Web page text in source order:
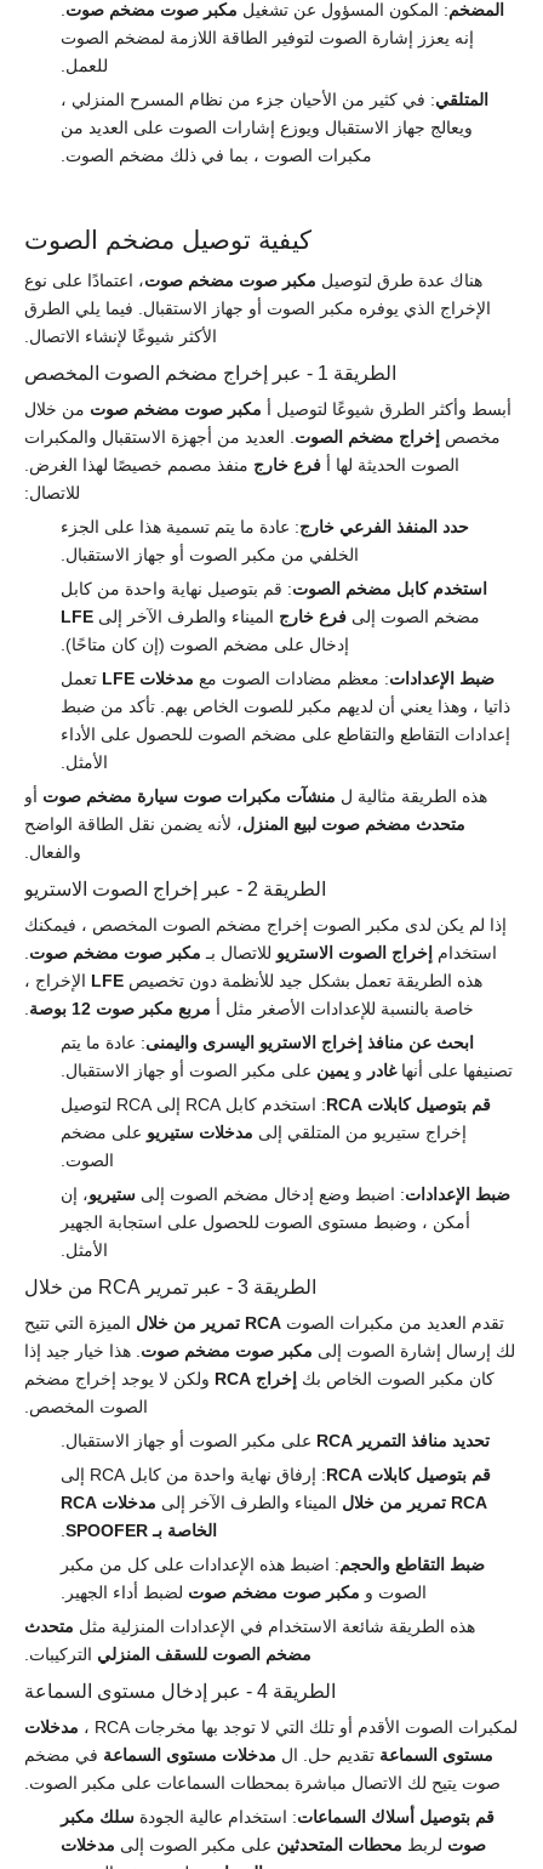
المضخم: المكون المسؤول عن تشغيل مكبر صوت مضخم صوت
إنه يعزز إشارة الصوت لتوفير الطاقة اللازمة لمضخم الصوت
للعمل.
المتلقي: في كثير من الأحيان جزء من نظام المسرح المنزلي ،
ويعالج جهاز الاستقبال ويوزع إشارات الصوت على العديد من
مكبرات الصوت ، بما في ذلك مضخم الصوت.
كيفية توصيل مضخم الصوت
هناك عدة طرق لتوصيل مكبر صوت مضخم صوت، اعتمادًا على نوع
الإخراج الذي يوفره مكبر الصوت أو جهاز الاستقبال. فيما يلي الطرق
الأكثر شيوعًا لإنشاء الاتصال.
الطريقة 1 - عبر إخراج مضخم الصوت المخصص
أبسط وأكثر الطرق شيوعًا لتوصيل أ مكبر صوت مضخم صوت من خلال
مخصص إخراج مضخم الصوت . العديد من أجهزة الاستقبال والمكبرات
الصوت الحديثة لها أ فرع خارج منفذ مصمم خصيصًا لهذا الغرض.
للاتصال:
حدد المنفذ الفرعي خارج: عادة ما يتم تسمية هذا على الجزء
الخلفي من مكبر الصوت أو جهاز الاستقبال.
استخدم كابل مضخم الصوت: قم بتوصيل نهاية واحدة من كابل
مضخم الصوت إلى فرع خارج الميناء والطرف الآخر إلى LFE
إدخال على مضخم الصوت (إن كان متاحًا).
ضبط الإعدادات: معظم مضادات الصوت مع مدخلات LFE
تعمل
ذاتيا ، وهذا يعني أن لديهم مكبر للصوت الخاص بهم. تأكد من ضبط
إعدادات التقاطع والتقاطع على مضخم الصوت للحصول على الأداء
الأمثل.
هذه الطريقة مثالية ل منشآت مكبرات صوت سيارة مضخم صوت أو
متحدث مضخم صوت لبيع المنزل، لأنه يضمن نقل الطاقة الواضح
والفعال.
الطريقة 2 - عبر إخراج الصوت الاستريو
إذا لم يكن لدى مكبر الصوت إخراج مضخم الصوت المخصص ، فيمكنك
استخدام إخراج الصوت الاستريو للاتصال بـ مكبر صوت مضخم صوت
هذه الطريقة تعمل بشكل جيد للأنظمة دون تخصيص LFE الإخراج ،
خاصة بالنسبة للإعدادات الأصغر مثل أ مربع مكبر صوت 12 بوصة
ابحث عن منافذ إخراج الاستريو اليسرى واليمنى: عادة ما يتم
تصنيفها على أنهاغادر و يمين على مكبر الصوت أو جهاز الاستقبال.
قم بتوصيل كابلات RCA
: استخدم كابل RCA إلى RCA لتوصيل
إخراج ستيريو من المتلقي إلى مدخلات ستيريو على مضخم
الصوت.
ضبط الإعدادات: اضبط وضع إدخال مضخم الصوت إلى ستيريو، إن
أمكن ، وضبط مستوى الصوت للحصول على استجابة الجهير
الأمثل.
الطريقة 3 - عبر تمرير RCA من خلال
تقدم العديد من مكبرات الصوت RCA تمرير من خلال
الميزة التي تتيح
لك إرسال إشارة الصوت إلى مكبر صوت مضخم صوت . هذا خيار جيد إذا
كان مكبر الصوت الخاص بك إخراج RCA
ولكن لا يوجد إخراج مضخم
الصوت المخصص.
تحديد منافذ التمرير RCA
على مكبر الصوت أو جهاز الاستقبال.
قم بتوصيل كابلات RCA
: إرفاق نهاية واحدة من كابل RCA إلى
RCA تمرير من خلال
الميناء والطرف الآخر إلى
مدخلات RCA
الخاصة بـ SPOOFER
ضبط التقاطع والحجم: اضبط هذه الإعدادات على كل من مكبر
الصوت و مكبر صوت مضخم صوت لضبط أداء الجهير.
هذه الطريقة شائعة الاستخدام في الإعدادات المنزلية مثل متحدث
مضخم الصوت للسقف المنزلي التركيبات.
الطريقة 4 - عبر إدخال مستوى السماعة
لمكبرات الصوت الأقدم أو تلك التي لا توجد بها مخرجات RCA ،
مدخلات
مستوى السماعة تقديم حل. ال مدخلات مستوى السماعة في مضخم
صوت يتيح لك الاتصال مباشرة بمحطات السماعات على مكبر الصوت.
قم بتوصيل أسلاك السماعات: استخدام عالية الجودة سلك مكبر
صوت لربط محطات المتحدثين على مكبر الصوت إلى مدخلات